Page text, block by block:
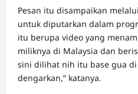
Pesan itu disampaikan
untuk diputarkan dalam
itu berupa video yang
miliknya di Malaysia dan
sini dilihat nih itu base gua
dengarkan,” katanya.